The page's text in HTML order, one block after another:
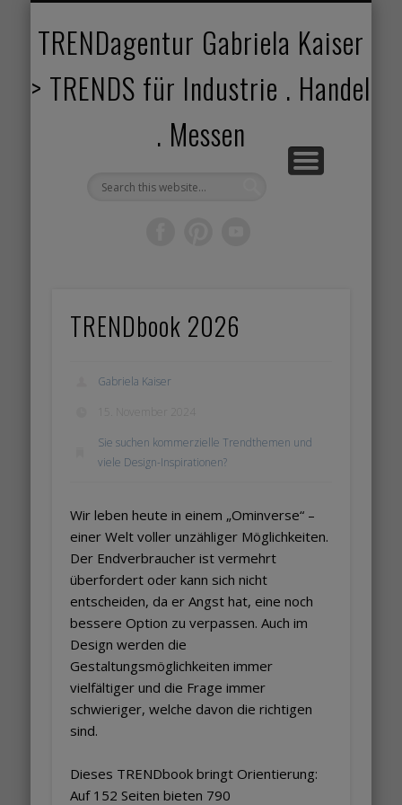
TRENDagentur Gabriela Kaiser
> TRENDS für Industrie . Handel
. Messen
TRENDbook 2026
Gabriela Kaiser
Sie suchen kommerzielle Trendthemen und
viele Design-Inspirationen?
Wir leben heute in einem „Ominverse“ –
einer Welt voller unzähliger Möglichkeiten.
Der Endverbraucher ist vermehrt
überfordert oder kann sich nicht
entscheiden, da er Angst hat, eine noch
bessere Option zu verpassen. Auch im
Design werden die
Gestaltungsmöglichkeiten immer
vielfältiger und die Frage immer
schwieriger, welche davon die richtigen
sind.
Dieses TRENDbook bringt Orientierung:
Auf 152 Seiten bieten 790